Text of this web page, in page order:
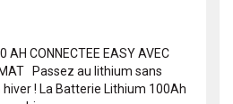
AH CONNECTEE EASY AVEC
Passez au lithium sans
! La Batterie Lithium 100Ah